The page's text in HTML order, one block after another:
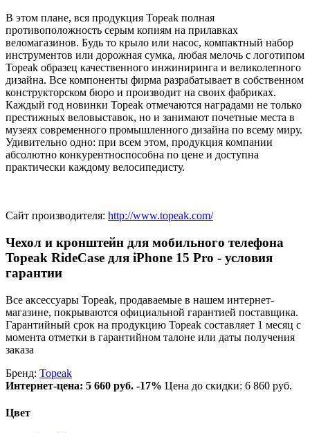
В этом плане, вся продукция Topeak полная
противоположность серым копиям на прилавках
веломагазинов. Будь то крыло или насос, компактный набор
инструментов или дорожная сумка, любая мелочь с логотипом
Topeak образец качественного инжиниринга и великолепного
дизайна. Все компоненты фирма разрабатывает в собственном
конструкторском бюро и производит на своих фабриках.
Каждый год новинки Topeak отмечаются наградами не только
престижных веловыставок, но и занимают почетные места в
музеях современного промышленного дизайна по всему миру.
Удивительно одно: при всем этом, продукция компании
абсолютно конкурентноспособна по цене и доступна
практически каждому велосипедисту.
Сайт производителя: http://www.topeak.com/
Чехол и кронштейн для мобильного телефона
Topeak RideCase для iPhone 15 Pro - условия
гарантии
Все аксессуары Topeak, продаваемые в нашем интернет-
магазине, покрываются официальной гарантией поставщика.
Гарантийный срок на продукцию Topeak составляет 1 месяц с
момента отметки в гарантийном талоне или даты получения
заказа
Бренд: Topeak
Интернет-цена: 5 660 руб. -17% Цена до скидки: 6 860 руб.
Цвет